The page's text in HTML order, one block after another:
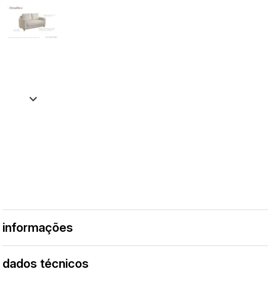
informações
dados técnicos